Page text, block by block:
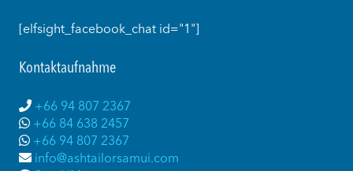
[elfsight_facebook_chat id="1"]
Kontaktaufnahme
+66 94 807 2367
+66 84 638 2457
+66 94 807 2367
info@ashtailorsamui.com